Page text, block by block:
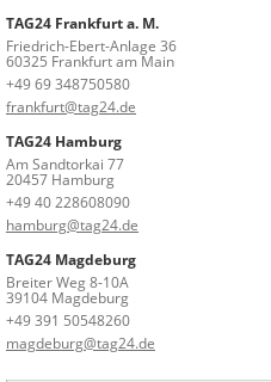
TAG24 Frankfurt a. M.
Friedrich-Ebert-Anlage 36
60325 Frankfurt am Main
+49 69 348750580
frankfurt@tag24.de
TAG24 Hamburg
Am Sandtorkai 77
20457 Hamburg
+49 40 228608090
hamburg@tag24.de
TAG24 Magdeburg
Breiter Weg 8-10A
39104 Magdeburg
+49 391 50548260
magdeburg@tag24.de